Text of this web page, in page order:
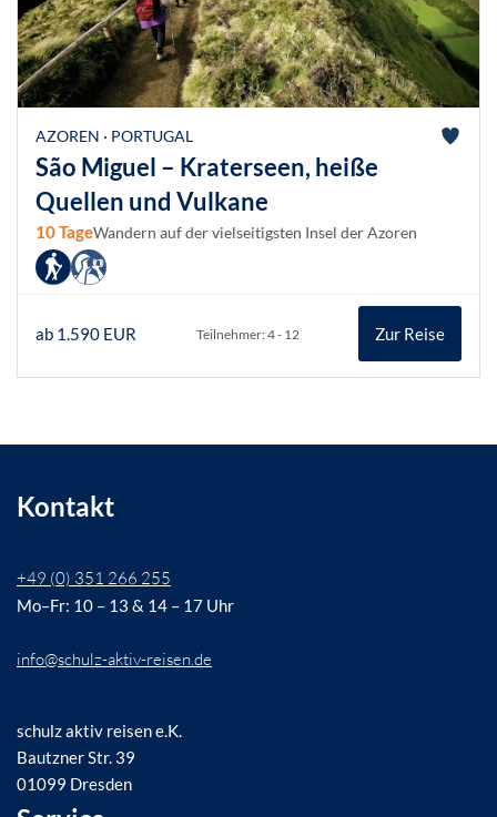
AZOREN · PORTUGAL
São Miguel – Kraterseen, heiße
Quellen und Vulkane
10 TageWandern auf der vielseitigsten Insel der Azoren
ab 1.590 EUR Teilnehmer: 4 - 12 Zur Reise
Kontakt
+49 (0) 351 266 255
Mo–Fr: 10 – 13 & 14 – 17 Uhr
info@schulz-aktiv-reisen.de
schulz aktiv reisen e.K.
Bautzner Str. 39
01099 Dresden